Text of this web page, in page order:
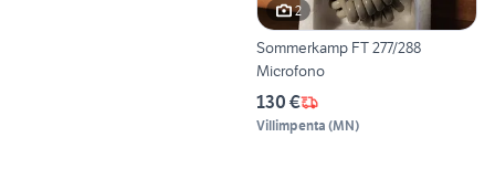
2
Sommerkamp FT 277/288
Microfono
130 €
Villimpenta (MN)